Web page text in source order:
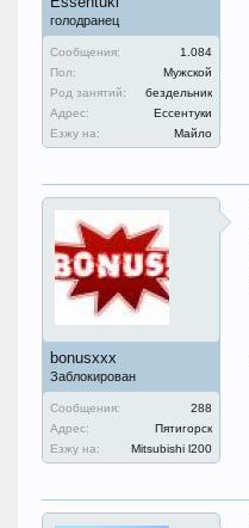
голодранец
Сообщения:
1.084
Пол:
Мужской
Род занятий:
бездельник
Адрес:
Ессентуки
Езжу на:
Майло
bonusxxx
Заблокирован
Сообщения:
288
Адрес:
Пятигорск
Езжу на:
Mitsubishi l200